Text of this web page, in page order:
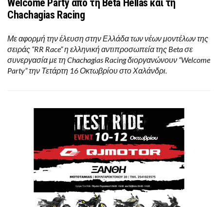
Welcome Party από τη Beta Hellas και τη
Chachagias Racing
Με αφορμή την έλευση στην Ελλάδα των νέων μοντέλων της
σειράς “RR Race” η ελληνική αντιπροσωπεία της Beta σε
συνεργασία με τη Chachagias Racing διοργανώνουν “Welcome
Party” την Τετάρτη 16 Οκτωβρίου στο Χαλάνδρι.